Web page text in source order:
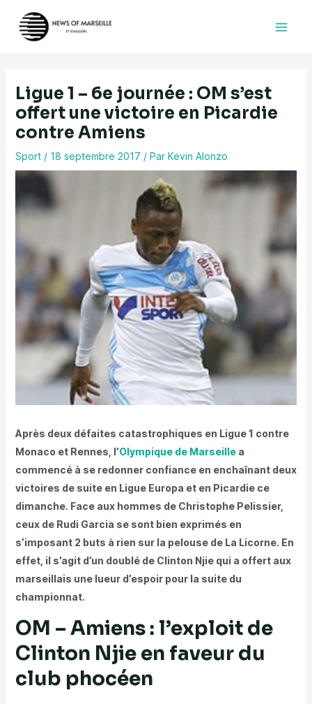
contenu
Ligue 1 – 6e journée : OM s’est
offert une victoire en Picardie
contre Amiens
Sport/ 18 septembre 2017 / Par Kevin Alonzo
Après deux défaites catastrophiques en Ligue 1 contre
Monaco et Rennes, l’Olympique de Marseillea
commencé à se redonner confiance en enchaînant deux
victoires de suite en Ligue Europa et en Picardie ce
dimanche. Face aux hommes de Christophe Pelissier,
ceux de Rudi Garcia se sont bien exprimés en
s’imposant 2 buts à rien sur la pelouse de La Licorne. En
effet, il s’agit d’un doublé de Clinton Njie qui a offert aux
marseillais une lueur d’espoir pour la suite du
championnat.
OM – Amiens : l’exploit de
Clinton Njie en faveur du
club phocéen